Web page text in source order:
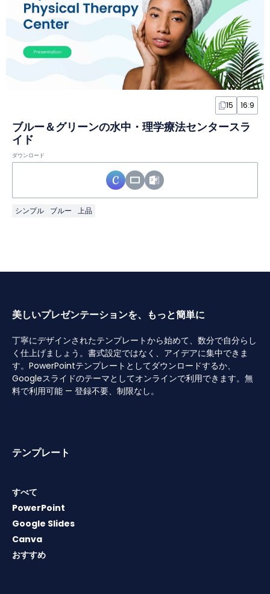
15 16:9
ブルー＆グリーンの水中・理学療法センタースラ
イド
ダウンロード
シンプル ブルー 上品
美しいプレゼンテーションを、もっと簡単に
丁寧にデザインされたテンプレートから始めて、数分で自分らし
く仕上げましょう。書式設定ではなく、アイデアに集中できま
す。PowerPointテンプレートとしてダウンロードするか、
Googleスライドのテーマとしてオンラインで利用できます。無
料で利用可能 — 登録不要、制限なし。
テンプレート
すべて
PowerPoint
Google Slides
Canva
おすすめ